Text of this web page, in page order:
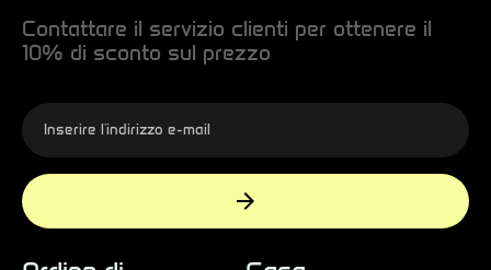
Contattare il servizio clienti per ottenere il
10% di sconto sul prezzo